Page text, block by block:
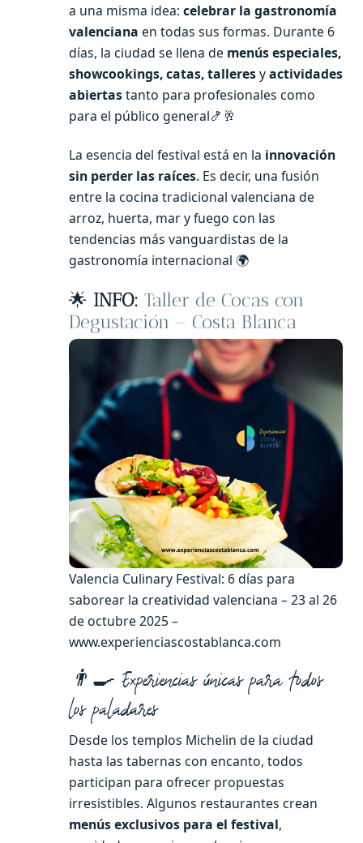
a una misma idea: celebrar la gastronomía
valenciana en todas sus formas. Durante 6
días, la ciudad se llena de menús especiales,
showcookings, catas, talleresyactividades
abiertastanto para profesionales como
para el público general🍤🥂
La esencia del festival está en la innovación
sin perder las raíces. Es decir, una fusión
entre la cocina tradicional valenciana de
arroz, huerta, mar y fuego con las
tendencias más vanguardistas de la
gastronomía internacional 🌍
🌟 INFO: Taller de Cocas con
Degustación – Costa Blanca
Valencia Culinary Festival: 6 días para
saborear la creatividad valenciana – 23 al 26
de octubre 2025 –
www.experienciascostablanca.com
👨‍🍳 Experiencias únicas para todos
los paladares
Desde los templos Michelin de la ciudad
hasta las tabernas con encanto, todos
participan para ofrecer propuestas
irresistibles. Algunos restaurantes crean
menús exclusivos para el festival,